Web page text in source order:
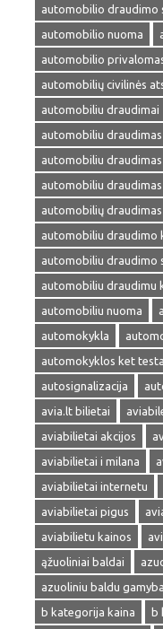
automobilio draudimo
automobilio nuoma
automobilio
automobilių civilinės
automobiliu draudimai
automobiliu
automobiliu draudimas
automobiliu
automobilių
automobiliu draudimo
automobiliu draudimo
automobiliu draudimu
automobiliu nuoma
automokykla
automokyklos ket
autosignalizacija
avia.lt bilietai
aviabilietai akcijos
aviabilietai i milana
aviabilietai internetu
aviabilietai pigus
aviabilietu kainos
ąžuoliniai baldai
azuoliniu baldu gamyba
b kategorija kaina
b